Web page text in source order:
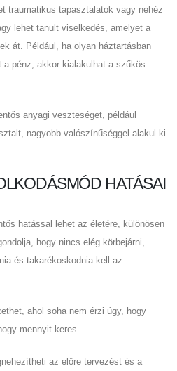
traumatikus tapasztalatok vagy nehéz
lehet tanult viselkedés, amelyet a
át. Például, ha olyan háztartásban
pénz, akkor kialakulhat a szűkös
anyagi veszteséget, például
nagyobb valószínűséggel alakul ki
HATÁSAI
hatással lehet az életére, különösen
hogy nincs elég körbejárni,
és takarékoskodnia kell az
ahol soha nem érzi úgy, hogy
mennyit keres.
az előre tervezést és a